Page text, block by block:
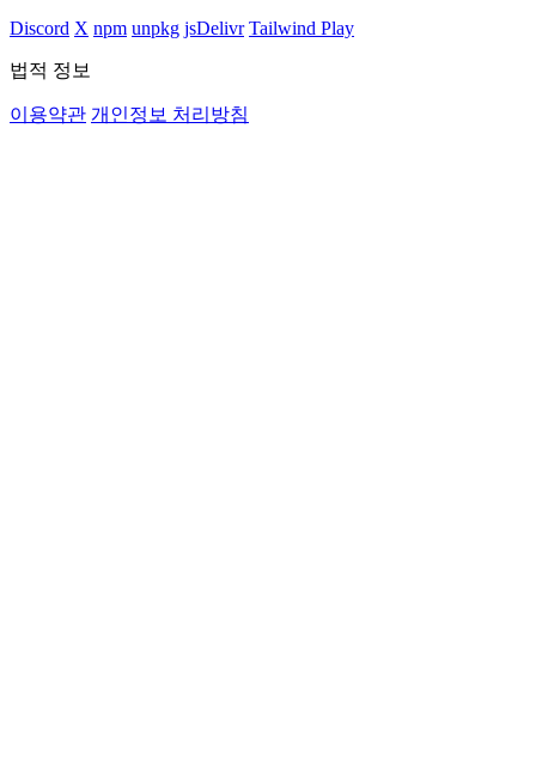
Discord X npm unpkg jsDelivr Tailwind Play
법적 정보
이용약관 개인정보 처리방침